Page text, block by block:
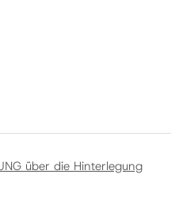
über die Hinterlegung